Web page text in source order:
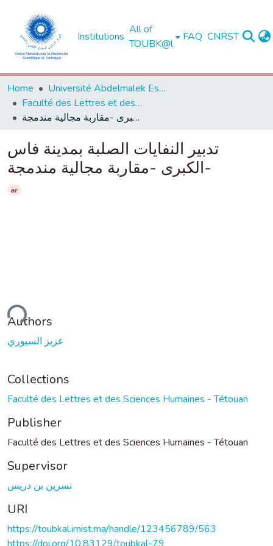
Institutions
All of
TOUBK@l
FAQ CNRST
Home
Université Abdelmalek Essaadi - Tétouan
Faculté des Lettres et des Sciences Humaines - Tétouan
تدبير النفايات الصلبة بمدينة فاس الكبرى -مقاربة مجالية مندمجة-
تدبير النفايات الصلبة بمدينة فاس
الكبرى -مقاربة مجالية مندمجة-
ar
Authors
عزيز السيوري
Collections
Faculté des Lettres et des Sciences Humaines - Tétouan
Publisher
Faculté des Lettres et des Sciences Humaines - Tétouan
Supervisor
نسرين بن دريس
URI
https://toubkal.imist.ma/handle/123456789/563